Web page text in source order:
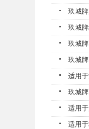
玖城
玖城
玖城
玖城
适用
玖城牌
适用
适用